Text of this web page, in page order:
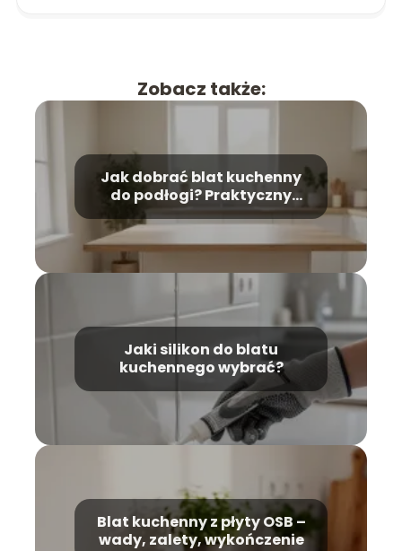
Zobacz także:
Jak dobrać blat kuchenny
do podłogi? Praktyczny
poradnik
Jaki silikon do blatu
kuchennego wybrać?
Blat kuchenny z płyty OSB –
wady, zalety, wykończenie